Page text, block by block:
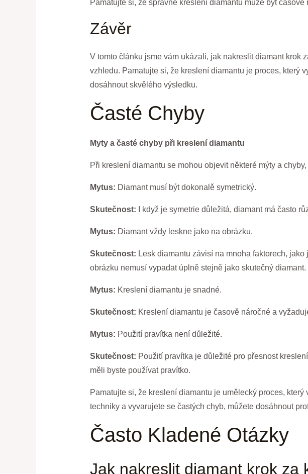
Pamatujte si, že správné kreslení diamantu může být
Závěr
V tomto článku jsme vám ukázali, jak nakreslit diamant krok
vzhledu. Pamatujte si, že kreslení diamantu je proces, který
dosáhnout skvělého výsledku.
Časté Chyby
Myty a časté chyby při kreslení diamantu
Při kreslení diamantu se mohou objevit některé mýty a
Mytus: Diamant musí být dokonalě symetrický.
Skutečnost: I když je symetrie důležitá, diamant má často
Mytus: Diamant vždy leskne jako na obrázku.
Skutečnost: Lesk diamantu závisí na mnoha faktorech,
obrázku nemusí vypadat úplně stejně jako skutečný diamant.
Mytus: Kreslení diamantu je snadné.
Skutečnost: Kreslení diamantu je časově náročné a
Mytus: Použití pravítka není důležité.
Skutečnost: Použití pravítka je důležité pro přesnost
měli byste používat pravítko.
Pamatujte si, že kreslení diamantu je umělecký proces,
techniky a vyvarujete se častých chyb, můžete dosáhnout
Často Kladené Otázky
Jak nakreslit diamant krok za